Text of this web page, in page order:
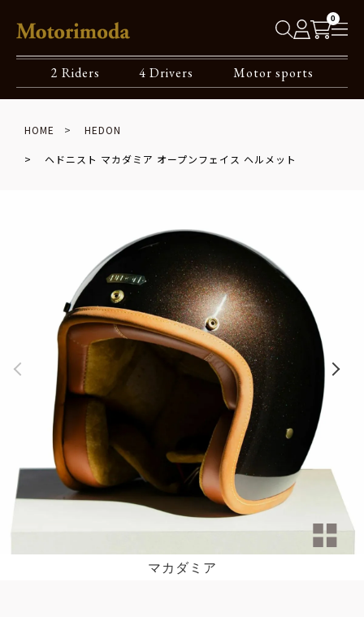
0
2 Riders 4 Drivers Motor sports
HOME HEDON
ヘドニスト マカダミア オープンフェイス ヘルメット
マカダミア